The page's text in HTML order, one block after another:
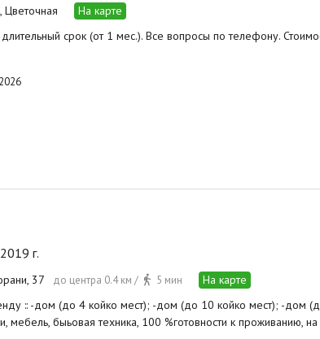
Цветочная
На карте
срок (от 1 мес.). Все вопросы по телефону.
г.
37 до центра 0.4 км / 5 мин
На карте
:: -дом (до 4 койко мест); -дом (до 10 койко мест); -дом
мебель, быьовая техника, 100 %готовности к проживанию,